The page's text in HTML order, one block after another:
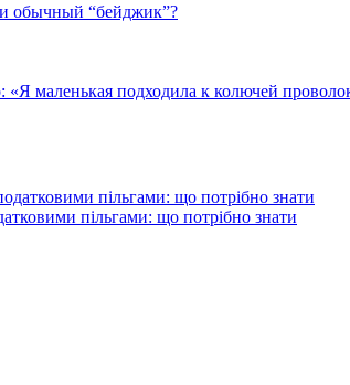
обычный “бейджик”?
маленькая подходила к колючей
пільгами: що потрібно знати